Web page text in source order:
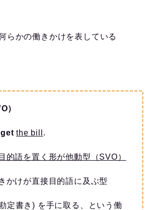
らかの働きかけを表している
）
get the bill .
的語を置く形が他動型（SVO）
かけが直接目的語に及ぶ型
定書き) を手に取る、という働